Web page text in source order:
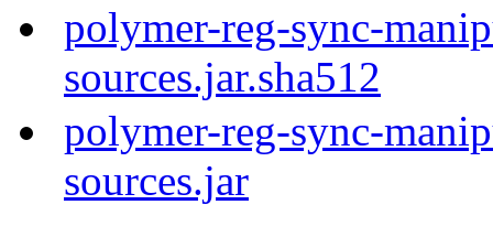
polymer-reg-sync-
sources.jar.sha512
polymer-reg-sync-
sources.jar